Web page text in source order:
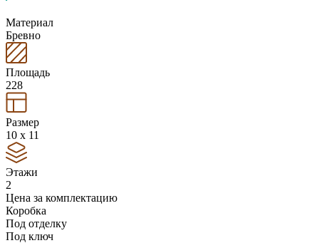
Материал
Бревно
Площадь
228
Размер
10 x 11
Этажи
2
Цена за комплектацию
Коробка
Под отделку
Под ключ